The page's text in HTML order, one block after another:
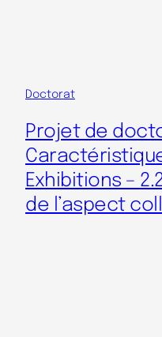
Doctorat
Projet de
Exhibitions –
de l’aspect